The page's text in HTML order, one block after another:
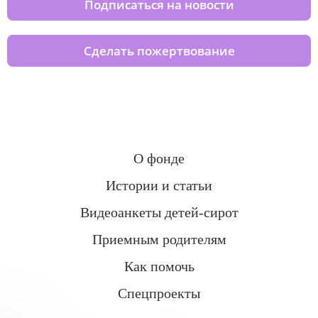
Подписаться на новости
Сделать пожертвование
О фонде
Истории и статьи
Видеоанкеты детей-сирот
Приемным родителям
Как помочь
Спецпроекты